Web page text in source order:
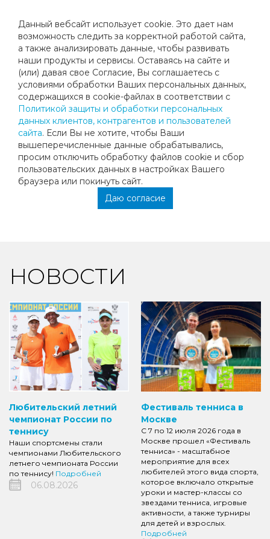
Данный вебсайт использует cookie. Это дает нам
возможность следить за корректной работой сайта,
а также анализировать данные, чтобы развивать
наши продукты и сервисы. Оставаясь на сайте и
(или) давая свое Согласие, Вы соглашаетесь с
условиями обработки Ваших персональных данных,
содержащихся в cookie-файлах в соответствии с
Политикой защиты и обработки персональных
данных клиентов, контрагентов и пользователей
сайта. Если Вы не хотите, чтобы Ваши
вышеперечисленные данные обрабатывались,
просим отключить обработку файлов cookie и сбор
пользовательских данных в настройках Вашего
браузера или покинуть сайт.
Даю согласие
ПЕРВЫЙ КОМАНДНЫЙ ТУРНИР НА
ПРИЗЫ ТК "МЕГАСПОРТ-ТЕННИС"
Первый командный турнир на призы ТК "Мегаспорт-
теннис" среди команд 2008 г.р. подошёл к концу.
В увлекательном финальном матче "Олимпиец"
переиграл "Мегаспорт-теннис" с общим счётом 3:1.
Третье место заняла команда СК "Будь Здоров",
четвёртое место ТК "Теннис - Парк".
Поздравляем победителей и все команды участницы!
НОВОСТИ
Любительский летний
чемпионат России по
теннису
Наши спортсмены стали
чемпионами Любительского
летнего чемпионата России
по теннису! Подробней
06.08.2026
Фестиваль тенниса в
Москве
С 7 по 12 июля 2026 года в
Москве прошел «Фестиваль
тенниса» - масштабное
мероприятие для всех
любителей этого вида спорта,
которое включало открытые
уроки и мастер-классы со
звездами тенниса, игровые
активности, а также турниры
для детей и взрослых.
Подробней